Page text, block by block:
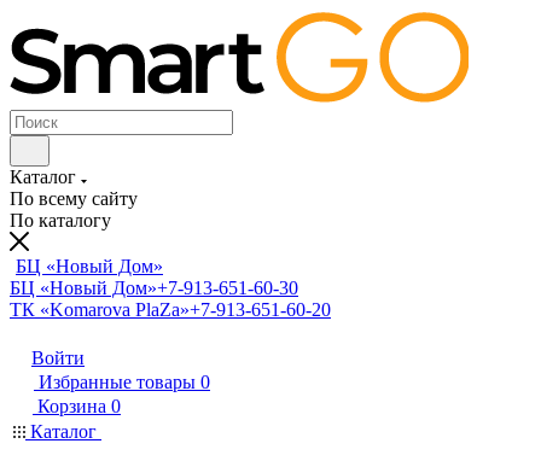
Каталог
По всему сайту
По каталогу
БЦ «Новый Дом»
БЦ «Новый Дом»+7-913-651-60-30
ТК «Komarova PlaZa»+7-913-651-60-20
Войти
Избранные товары 0
Корзина 0
Каталог